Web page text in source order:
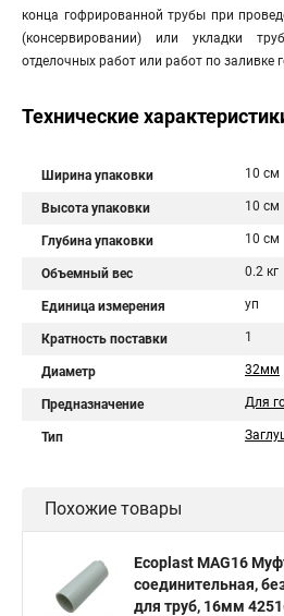
конца гофрированной трубы при
(консервировании) или укладки
отделочных работ или работ по заливке
Технические
Ширина упаковки 10 см
Высота упаковки 10 см
Глубина упаковки 10 см
Объемный вес 0.2 кг
Единица измерения уп
Кратность поставки 1
Диаметр 32мм
Предназначение Для
Тип
Похожие товары
Ecoplast MAG16
соединительная,
для труб, 16мм